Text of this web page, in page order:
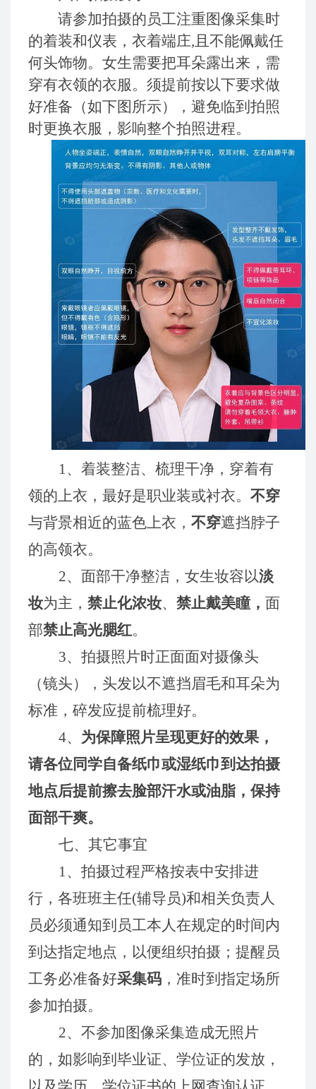
请参加拍摄的员工注重图像采集时
的着装和仪表，衣着端庄,且不能佩戴任
何头饰物。女生需要把耳朵露出来，需
穿有衣领的衣服。须提前按以下要求做
好准备（如下图所示），避免临到拍照
时更换衣服，影响整个拍照进程。
1、着装整洁、梳理干净，穿着有
领的上衣，最好是职业装或衬衣。 不穿
与背景相近的蓝色上衣， 不穿遮挡脖子
的高领衣。
2、面部干净整洁，女生妆容以淡
妆为主， 禁止化浓妆、 禁止戴美瞳， 面
部禁止高光腮红。
3、拍摄照片时正面面对摄像头
（镜头），头发以不遮挡眉毛和耳朵为
标准，碎发应提前梳理好。
4、 为保障照片呈现更好的效果，
请各位同学自备纸巾或湿纸巾到达拍摄
地点后提前擦去脸部汗水或油脂，保持
面部干爽。
七、其它事宜
1、拍摄过程严格按表中安排进
行，各班班主任(辅导员)和相关负责人
员必须通知到员工本人在规定的时间内
到达指定地点，以便组织拍摄；提醒员
工务必准备好采集码 ，准时到指定场所
参加拍摄。
2、 不参加图像采集造成无照片
的，如影响到毕业证、学位证的发放，